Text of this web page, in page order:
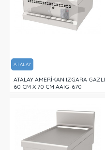
ATALAY
ATALAY AMERİKAN IZGARA GAZLI
60 CM X 70 CM AAIG-670